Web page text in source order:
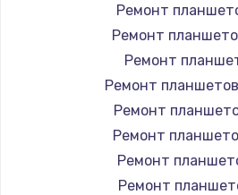
Ремонт
Ремонт
Ремонт
Ремонт
Ремонт
Ремонт
Ремонт
Ремонт